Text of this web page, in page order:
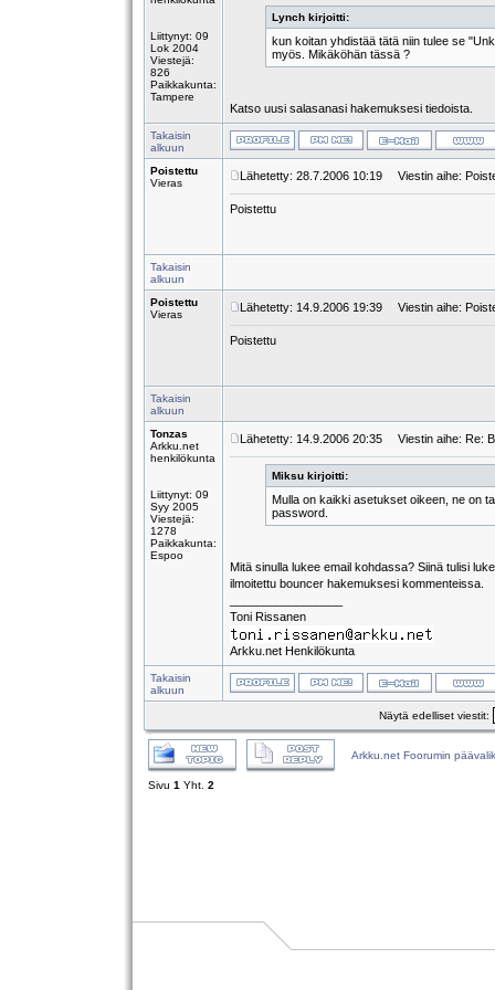
Liittynyt: 09
Lok 2004
Viestejä:
826
Paikkakunta:
Tampere
Lynch kirjoitti:
kun koitan yhdistää tätä niin tulee se
myös. Mikäköhän tässä ?
Katso uusi salasanasi hakemuksesi tiedoista.
Takaisin
alkuun
Poistettu
Vieras
Lähetetty: 28.7.2006 10:19 Viestin aihe:
Poistettu
Takaisin
alkuun
Poistettu
Vieras
Lähetetty: 14.9.2006 19:39 Viestin aihe:
Poistettu
Takaisin
alkuun
Tonzas
Arkku.net
henkilökunta
Liittynyt: 09
Syy 2005
Viestejä:
1278
Paikkakunta:
Espoo
Lähetetty: 14.9.2006 20:35 Viestin aihe: Re:
Miksu kirjoitti:
Mulla on kaikki asetukset oikeen, ne on
password.
Mitä sinulla lukee email kohdassa? Siinä tulisi
ilmoitettu bouncer hakemuksesi kommenteissa.
Toni Rissanen
Arkku.net Henkilökunta
Takaisin
alkuun
Näytä edelliset viestit:
Arkku.net Foorumin
Sivu 1 Yht. 2